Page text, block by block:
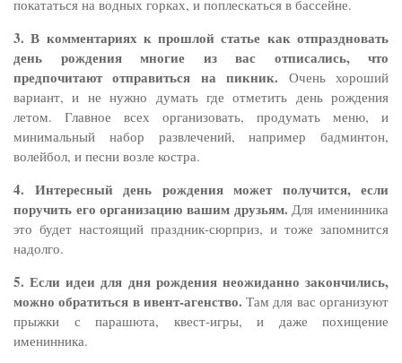
покататься на водных горках, и поплескаться в бассейне.
3. В комментариях к прошлой статье как отпраздновать
день рождения многие из вас отписались, что
предпочитают отправиться на пикник. Очень хороший
вариант, и не нужно думать где отметить день рождения
летом. Главное всех организовать, продумать меню, и
минимальный набор развлечений, например бадминтон,
волейбол, и песни возле костра.
4. Интересный день рождения может получится, если
поручить его организацию вашим друзьям. Для именинника
это будет настоящий праздник-сюрприз, и тоже запомнится
надолго.
5. Если идеи для дня рождения неожиданно закончились,
можно обратиться в ивент-агенство. Там для вас организуют
прыжки с парашюта, квест-игры, и даже похищение
именинника.